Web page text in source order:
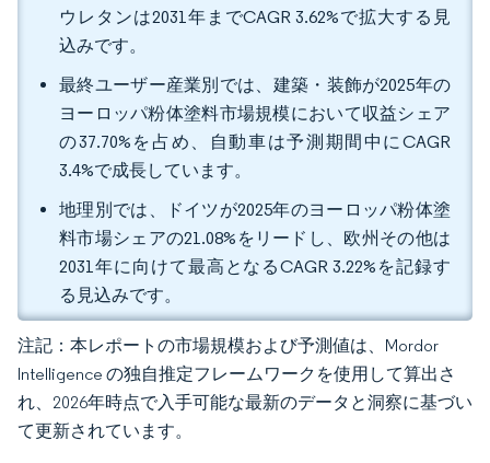
ウレタンは2031年までCAGR 3.62%で拡大する見
込みです。
最終ユーザー産業別では、建築・装飾が2025年の
ヨーロッパ粉体塗料市場規模において収益シェア
の37.70%を占め、自動車は予測期間中にCAGR
3.4%で成長しています。
地理別では、ドイツが2025年のヨーロッパ粉体塗
料市場シェアの21.08%をリードし、欧州その他は
2031年に向けて最高となるCAGR 3.22%を記録す
る見込みです。
注記：本レポートの市場規模および予測値は、Mordor
Intelligence の独自推定フレームワークを使用して算出さ
れ、2026年時点で入手可能な最新のデータと洞察に基づい
て更新されています。